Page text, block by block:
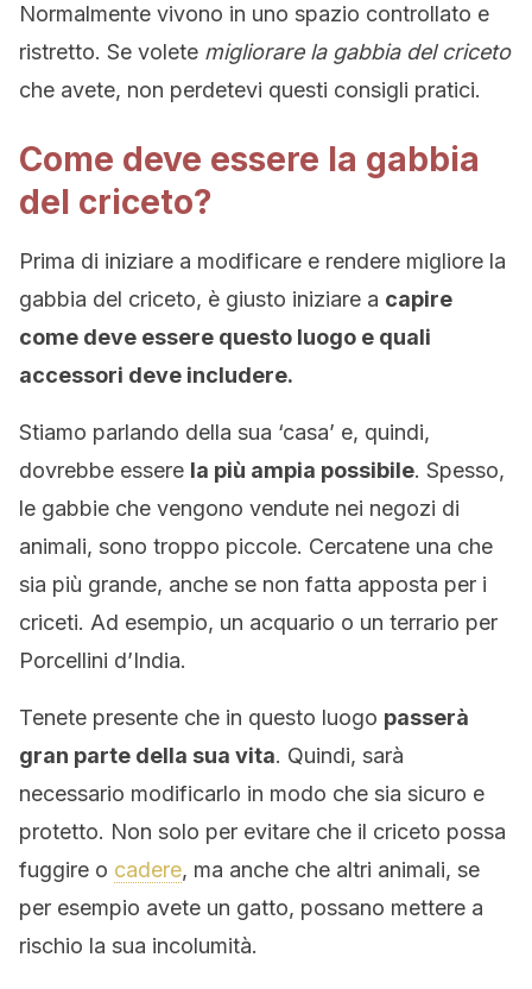
Normalmente vivono in uno spazio controllato e
ristretto. Se volete migliorare la gabbia del criceto
che avete, non perdetevi questi consigli pratici.
Come deve essere la gabbia
del criceto?
Prima di iniziare a modificare e rendere migliore la
gabbia del criceto, è giusto iniziare a capire
come deve essere questo luogo e quali
accessori deve includere.
Stiamo parlando della sua ‘casa’ e, quindi,
dovrebbe essere la più ampia possibile. Spesso,
le gabbie che vengono vendute nei negozi di
animali, sono troppo piccole. Cercatene una che
sia più grande, anche se non fatta apposta per i
criceti. Ad esempio, un acquario o un terrario per
Porcellini d’India.
Tenete presente che in questo luogo passerà
gran parte della sua vita. Quindi, sarà
necessario modificarlo in modo che sia sicuro e
protetto. Non solo per evitare che il criceto possa
fuggire o cadere, ma anche che altri animali, se
per esempio avete un gatto, possano mettere a
rischio la sua incolumità.